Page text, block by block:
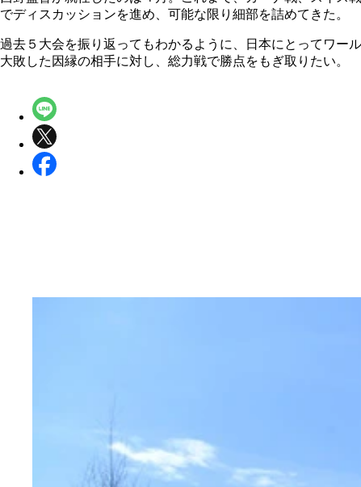
でディスカッションを進め、可能な限り細部を詰めてきた。
過去５大会を振り返ってもわかるように、日本にとってワー
大敗した因縁の相手に対し、総力戦で勝点をもぎ取りたい。